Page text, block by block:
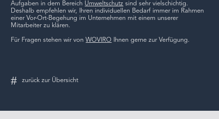
Aufgaben in dem Bereich Umweltschutz sind sehr vielschichtig.
Deshalb empfehlen wir, Ihren individuellen Bedarf immer im Rahmen
einer Vor-Ort-Begehung im Unternehmen mit einem unserer
Mitarbeiter zu klären.
Für Fragen stehen wir vonWOVIRO Ihnen gerne zur Verfügung.